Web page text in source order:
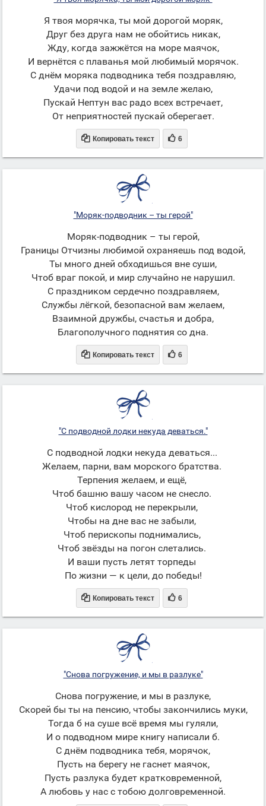
Я твоя морячка, ты мой дорогой моряк,
Друг без друга нам не обойтись никак,
Жду, когда зажжётся на море маячок,
И вернётся с плаванья мой любимый морячок.
С днём моряка подводника тебя поздравляю,
Удачи под водой и на земле желаю,
Пускай Нептун вас радо всех встречает,
От неприятностей пускай оберегает.
 Копировать текст  6
"Моряк-подводник – ты герой"
Моряк-подводник – ты герой,
Границы Отчизны любимой охраняешь под водой,
Ты много дней обходишься вне суши,
Чтоб враг покой, и мир случайно не нарушил.
С праздником сердечно поздравляем,
Службы лёгкой, безопасной вам желаем,
Взаимной дружбы, счастья и добра,
Благополучного поднятия со дна.
 Копировать текст  6
"С подводной лодки некуда деваться."
С подводной лодки некуда деваться...
Желаем, парни, вам морского братства.
Терпения желаем, и ещё,
Чтоб башню вашу часом не снесло.
Чтоб кислород не перекрыли,
Чтобы на дне вас не забыли,
Чтоб перископы поднимались,
Чтоб звёзды на погон слетались.
И ваши пусть летят торпеды
По жизни — к цели, до победы!
 Копировать текст  6
"Снова погружение, и мы в разлуке"
Снова погружение, и мы в разлуке,
Скорей бы ты на пенсию, чтобы закончились муки,
Тогда б на суше всё время мы гуляли,
И о подводном мире книгу написали б.
С днём подводника тебя, морячок,
Пусть на берегу не гаснет маячок,
Пусть разлука будет кратковременной,
А любовь у нас с тобою долговременной.